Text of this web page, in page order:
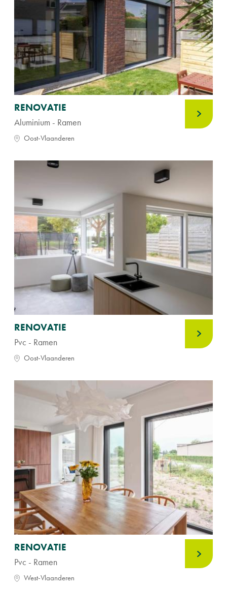
RENOVATIE
Aluminium - Ramen
Oost-Vlaanderen
RENOVATIE
Pvc - Ramen
Oost-Vlaanderen
RENOVATIE
Pvc - Ramen
West-Vlaanderen